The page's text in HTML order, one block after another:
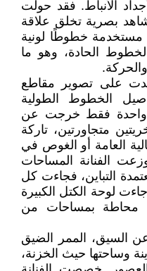
الأنباط. فقد حولت
بصرية تخلق علاقة
مستخدمة خطوطًا لونية
الحادة، وهو ما
على تصوير مقاطع
الخطوط الطولية
واحدة فقط خرجت عن
متجاورتين، تاركة
العامة أو الغوص في
الفنانة المساحات
التباين، فجاءت كل
لوحة الكتل الكبيرة
محاطة بمساحات من
عن السيق، الممر الضيق
وساحتها حيث الخزنة،